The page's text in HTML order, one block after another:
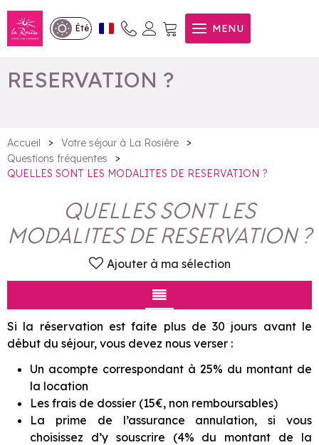
Été MENU
QUELLES SONT LES
MODALITES DE
RESERVATION ?
Accueil > Votre séjour à La Rosière
>
Questions fréquentes
>
QUELLES SONT LES MODALITES DE RESERVATION ?
QUELLES SONT LES
MODALITES DE RESERVATION ?
Ajouter à ma sélection
Si la réservation est faite plus de 30 jours avant le
début du séjour, vous devez nous verser :
Un acompte correspondant à 25% du montant de
la location
Les frais de dossier (15€, non remboursables)
La prime de l’assurance annulation, si vous
choisissez d’y souscrire (4% du montant de la